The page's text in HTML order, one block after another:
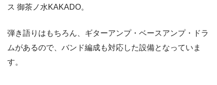
ス 御茶ノ水KAKADO。
弾き語りはもちろん、ギターアンプ・ベースアンプ・ドラ
ムがあるので、バンド編成も対応した設備となっていま
す。